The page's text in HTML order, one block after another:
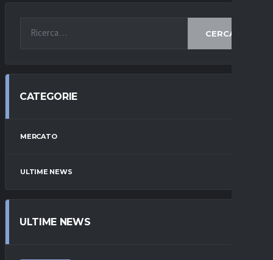
CERCA
CATEGORIE
MERCATO
ULTIME NEWS
ULTIME NEWS